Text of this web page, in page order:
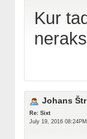
Kur
Johans Štr
Re: Sixt
July 19, 2016 08:24PM